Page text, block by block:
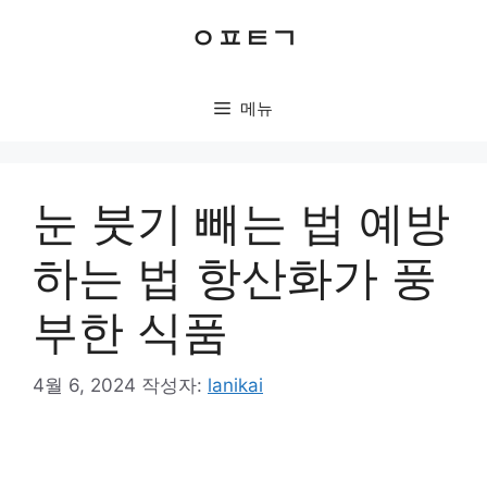
ㅇㅍㅌㄱ
메뉴
눈 붓기 빼는 법 예방
하는 법 항산화가 풍
부한 식품
4월 6, 2024 작성자: lanikai